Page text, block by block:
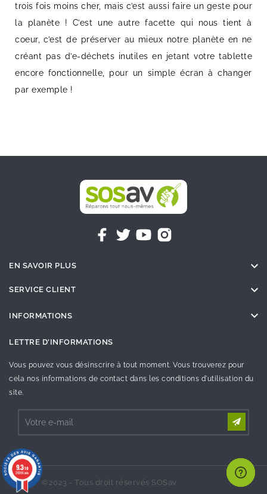
trois fois moins cher, mais c’est aussi faire un geste pour
la planète ! C’est une autre facette qui nous tient à
coeur, c’est de préserver au mieux notre planète en ne
créant pas d’e-déchets inutiles en jetant votre tablette
encore fonctionnelle, pour un simple écran à changer
par exemple !
EN SAVOIR PLUS 
SERVICE CLIENT 
INFORMATIONS 
LETTRE D'INFORMATIONS
Vous pouvez vous désinscrire à tout moment. Vous trouverez pour
cela nos informations de contact dans les conditions d'utilisation du
site.
©2023 - Tous droit réservés SOSav
9.3/10
26996 avis